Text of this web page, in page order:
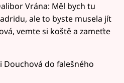
Vrána: Měl bych tu
ale to byste musela jít
vemte si koště a zameťte
Douchová do falešného